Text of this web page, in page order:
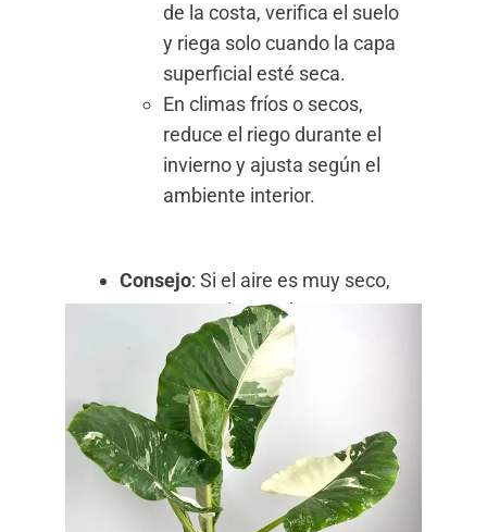
de la costa, verifica el suelo
y riega solo cuando la capa
superficial esté seca.
En climas fríos o secos,
reduce el riego durante el
invierno y ajusta según el
ambiente interior.
Consejo: Si el aire es muy seco,
como en regiones altas,
considera el riego por inmersión
para evitar la acumulación de
agua en la superficie del sustrato.
3. Temperatura
Ideal entre 18°C y 26°C: Las
alocasias se desarrollan bien en